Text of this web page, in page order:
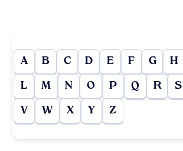
A B C D E F G H
L M N O P Q R S
V W X Y Z